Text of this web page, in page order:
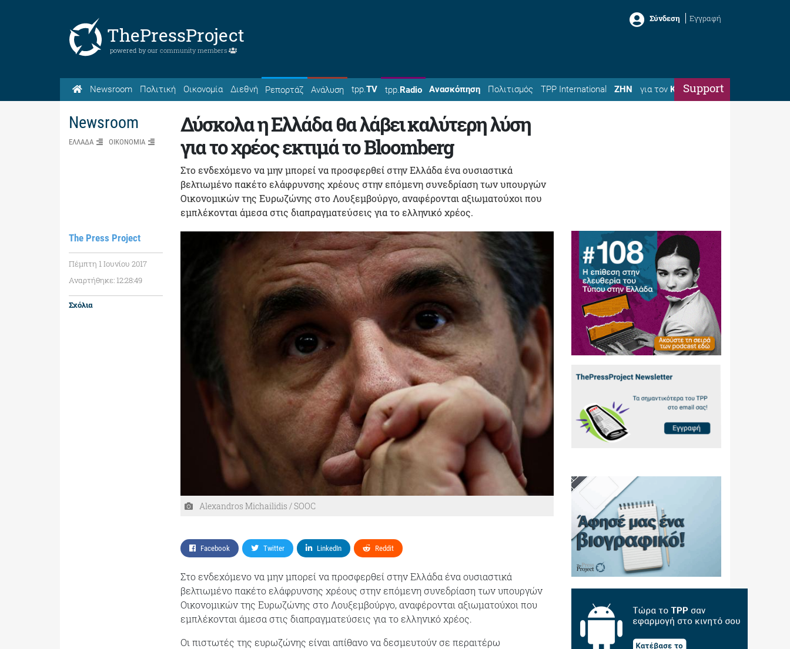
ThePressProject
powered by our community members
Σύνδεση Εγγραφή
Newsroom Πολιτική Οικονομία Διεθνή Ρεπορτάζ Ανάλυση tpp.TV tpp.Radio Ανασκόπηση Πολιτισμός TPP International ΖΗΝ για τον ΚώσταSupport
Newsroom
ΕΛΛΑΔΑ ΟΙΚΟΝΟΜΙΑ
The Press Project
Πέμπτη 1 Ιουνίου 2017
Αναρτήθηκε: 12:28:49
Σχόλια
Δύσκολα η Ελλάδα θα λάβει καλύτερη λύση
για το χρέος εκτιμά το Bloomberg
Στο ενδεχόμενο να μην μπορεί να προσφερθεί στην Ελλάδα ένα ουσιαστικά
βελτιωμένο πακέτο ελάφρυνσης χρέους στην επόμενη συνεδρίαση των υπουργών
Οικονομικών της Ευρωζώνης στο Λουξεμβούργο, αναφέρονται αξιωματούχοι που
εμπλέκονται άμεσα στις διαπραγματεύσεις για το ελληνικό χρέος.
Alexandros Michailidis / SOOC
Facebook Twitter LinkedIn Reddit
Στο ενδεχόμενο να μην μπορεί να προσφερθεί στην Ελλάδα ένα ουσιαστικά
βελτιωμένο πακέτο ελάφρυνσης χρέους στην επόμενη συνεδρίαση των υπουργών
Οικονομικών της Ευρωζώνης στο Λουξεμβούργο, αναφέρονται αξιωματούχοι που
εμπλέκονται άμεσα στις διαπραγματεύσεις για το ελληνικό χρέος.
Οι πιστωτές της ευρωζώνης είναι απίθανο να δεσμευτούν σε περαιτέρω